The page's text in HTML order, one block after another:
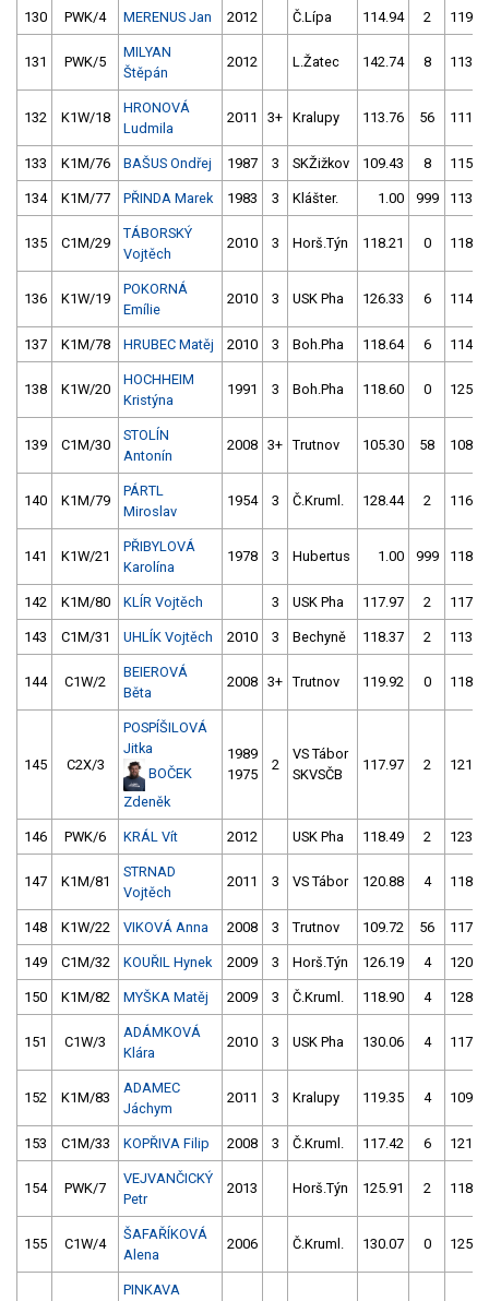
130 PWK/4 MERENUS Jan 2012 Č.Lípa 114.94 2
131 PWK/5
MILYAN
Štěpán
2012 L.Žatec 142.74 8
132 K1W/18
HRONOVÁ
Ludmila
2011 3+ Kralupy 113.76 56
133 K1M/76 BAŠUS Ondřej 1987 3 SKŽižkov 109.43 8
134 K1M/77 PŘINDA Marek 1983 3 Klášter. 1.00 999
135 C1M/29
TÁBORSKÝ
Vojtěch
2010 3 Horš.Týn 118.21 0
136 K1W/19
POKORNÁ
Emílie
2010 3 USK Pha 126.33 6
137 K1M/78 HRUBEC Matěj 2010 3 Boh.Pha 118.64 6
138 K1W/20
HOCHHEIM
Kristýna
1991 3 Boh.Pha 118.60 0
139 C1M/30
STOLÍN
Antonín
2008 3+ Trutnov 105.30 58
140 K1M/79
PÁRTL
Miroslav
1954 3 Č.Kruml. 128.44 2
141 K1W/21
PŘIBYLOVÁ
Karolína
1978 3 Hubertus 1.00 999
142 K1M/80 KLÍR Vojtěch 3 USK Pha 117.97 2
143 C1M/31 UHLÍK Vojtěch 2010 3 Bechyně 118.37 2
144 C1W/2
BEIEROVÁ
Běta
2008 3+ Trutnov 119.92 0
145 C2X/3
POSPÍŠILOVÁ
Jitka
BOČEK
Zdeněk
1989
1975
2
VS Tábor
SKVSČB
117.97 2
146 PWK/6 KRÁL Vít 2012 USK Pha 118.49 2
147 K1M/81
STRNAD
Vojtěch
2011 3 VS Tábor 120.88 4
148 K1W/22 VIKOVÁ Anna 2008 3 Trutnov 109.72 56
149 C1M/32 KOUŘIL Hynek 2009 3 Horš.Týn 126.19 4
150 K1M/82 MYŠKA Matěj 2009 3 Č.Kruml. 118.90 4
151 C1W/3
ADÁMKOVÁ
Klára
2010 3 USK Pha 130.06 4
152 K1M/83
ADAMEC
Jáchym
2011 3 Kralupy 119.35 4
153 C1M/33 KOPŘIVA Filip 2008 3 Č.Kruml. 117.42 6
154 PWK/7
VEJVANČICKÝ
Petr
2013 Horš.Týn 125.91 2
155 C1W/4
ŠAFAŘÍKOVÁ
Alena
2006 Č.Kruml. 130.07 0
PINKAVA